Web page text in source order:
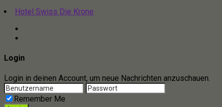
Hotel Swiss Die Krone
Login
Login in deinen Account, um neue Nachrichten anzuschauen.
Remember Me